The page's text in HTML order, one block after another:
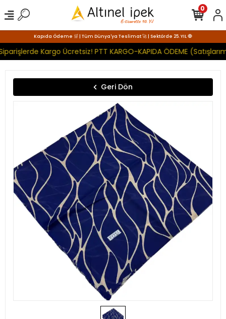
Kapıda Ödeme 🛒 | Tüm Dünya'ya Teslimat 🚀 | Sektörde 25. YIL 🧿
Kargo Ücretsiz! PTT KARGO-KAPIDA ÖDEME
0
Geri Dön